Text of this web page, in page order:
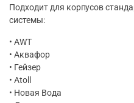
Подходит для корпусов
системы:
• AWT
• Аквафор
• Гейзер
• Atoll
• Новая Вода